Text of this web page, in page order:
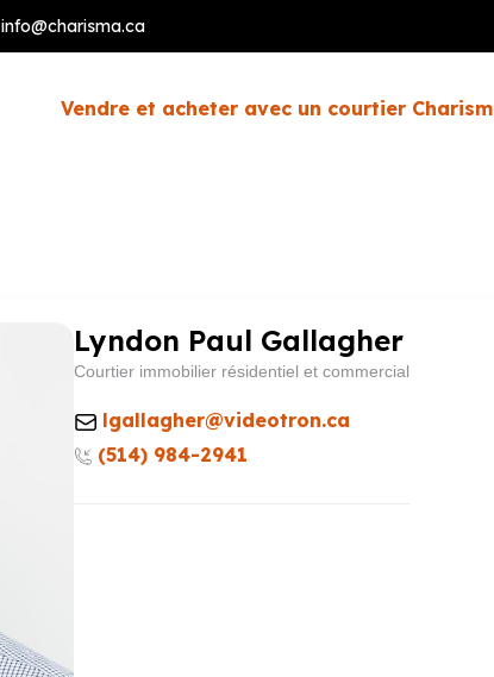
info@charisma.ca
Vendre et acheter avec un courtier
Lyndon Paul Gallagher
Courtier immobilier résidentiel et commercial
lgallagher@videotron.ca
(514) 984-2941